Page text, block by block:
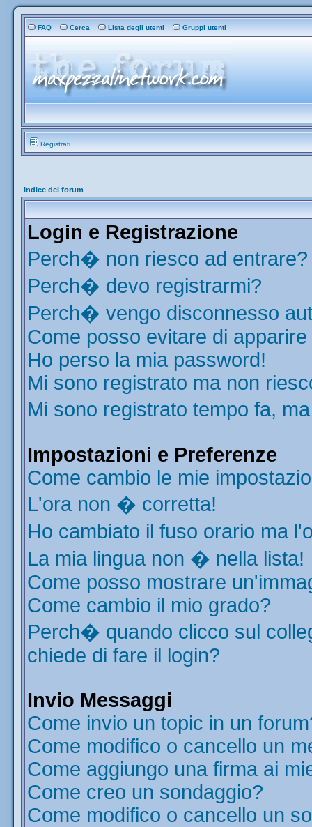
FAQ Cerca Lista degli utenti Gruppi utenti
Registrati
Indice del forum
Login e Registrazione
Perch� non riesco ad entrare?
Perch� devo registrarmi?
Perch� vengo disconnesso
Come posso evitare di
Ho perso la mia password!
Mi sono registrato ma non
Mi sono registrato tempo fa,
Impostazioni e Preferenze
Come cambio le mie
L'ora non � corretta!
Ho cambiato il fuso orario ma
La mia lingua non � nella lista!
Come posso mostrare
Come cambio il mio grado?
Perch� quando clicco sul
chiede di fare il login?
Invio Messaggi
Come invio un topic in un
Come modifico o cancello un
Come aggiungo una firma ai
Come creo un sondaggio?
Come modifico o cancello un